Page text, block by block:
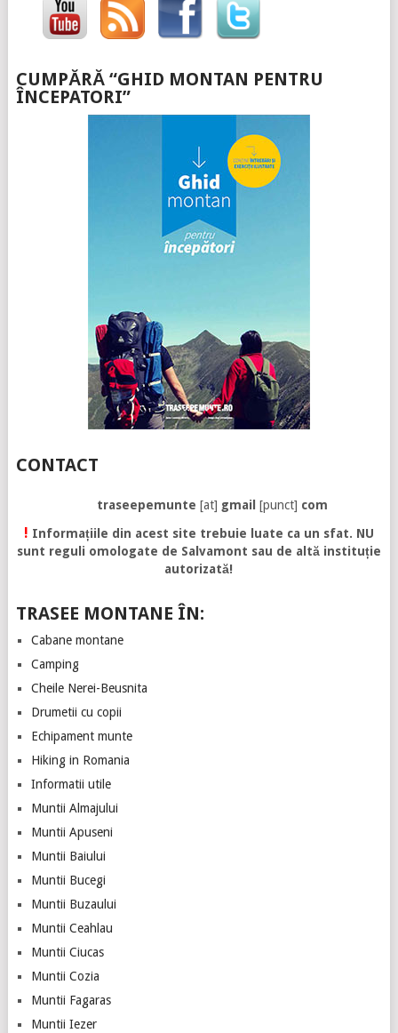
CUMPĂRĂ “GHID MONTAN PENTRU
ÎNCEPATORI”
CONTACT
traseepemunte [at] gmail [punct] com
! Informațiile din acest site trebuie luate ca un sfat. NU
sunt reguli omologate de Salvamont sau de altă instituție
autorizată!
TRASEE MONTANE ÎN:
Cabane montane
Camping
Cheile Nerei-Beusnita
Drumetii cu copii
Echipament munte
Hiking in Romania
Informatii utile
Muntii Almajului
Muntii Apuseni
Muntii Baiului
Muntii Bucegi
Muntii Buzaului
Muntii Ceahlau
Muntii Ciucas
Muntii Cozia
Muntii Fagaras
Muntii Iezer